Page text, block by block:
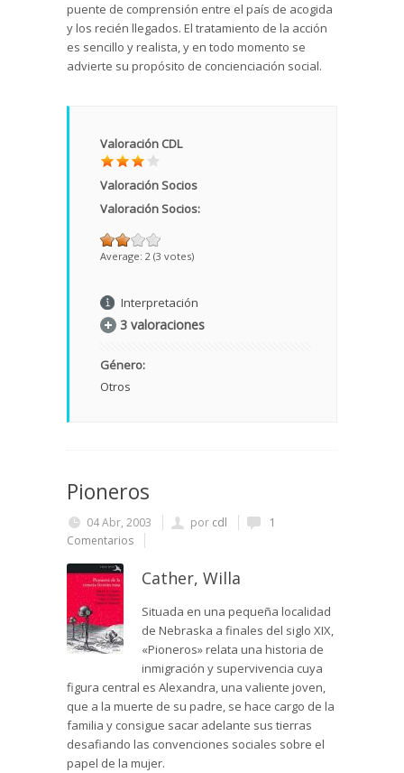
puente de comprensión entre el país de acogida
y los recién llegados. El tratamiento de la acción
es sencillo y realista, y en todo momento se
advierte su propósito de concienciación social.
Valoración CDL
Valoración Socios
Valoración Socios:
Average: 2 (3 votes)
Interpretación
3 valoraciones
Género:
Otros
Pioneros
04 Abr, 2003 por cdl
1
Comentarios
Cather, Willa
Situada en una pequeña localidad
de Nebraska a finales del siglo XIX,
«Pioneros» relata una historia de
inmigración y supervivencia cuya
figura central es Alexandra, una valiente joven,
que a la muerte de su padre, se hace cargo de la
familia y consigue sacar adelante sus tierras
desafiando las convenciones sociales sobre el
papel de la mujer.